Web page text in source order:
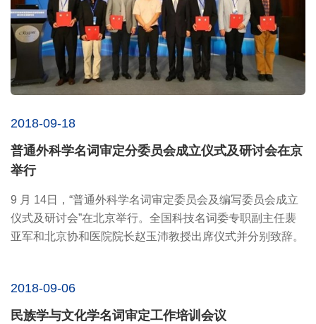
2018-09-18
普通外科学名词审定分委员会成立仪式及研讨会在京
举行
9 月 14日，“普通外科学名词审定委员会及编写委员会成立
仪式及研讨会”在北京举行。全国科技名词委专职副主任裴
亚军和北京协和医院院长赵玉沛教授出席仪式并分别致辞。
2018-09-06
民族学与文化学名词审定工作培训会议